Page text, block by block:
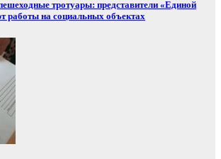
тротуары: представители «Единой
работы на социальных объектах